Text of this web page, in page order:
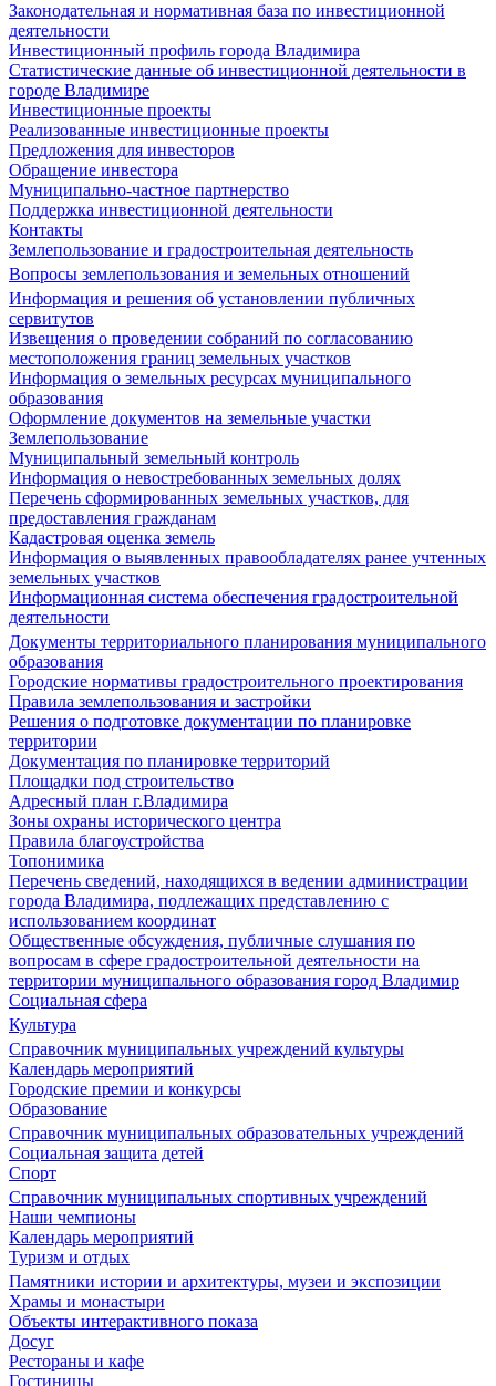
Законодательная и нормативная база по инвестиционной
деятельности
Инвестиционный профиль города Владимира
Статистические данные об инвестиционной деятельности в
городе Владимире
Инвестиционные проекты
Реализованные инвестиционные проекты
Предложения для инвесторов
Обращение инвестора
Муниципально-частное партнерство
Поддержка инвестиционной деятельности
Контакты
Землепользование и градостроительная деятельность
Вопросы землепользования и земельных отношений
Информация и решения об установлении публичных
сервитутов
Извещения о проведении собраний по согласованию
местоположения границ земельных участков
Информация о земельных ресурсах муниципального
образования
Оформление документов на земельные участки
Землепользование
Муниципальный земельный контроль
Информация о невостребованных земельных долях
Перечень сформированных земельных участков, для
предоставления гражданам
Кадастровая оценка земель
Информация о выявленных правообладателях ранее учтенных
земельных участков
Информационная система обеспечения градостроительной
деятельности
Документы территориального планирования муниципального
образования
Городские нормативы градостроительного проектирования
Правила землепользования и застройки
Решения о подготовке документации по планировке
территории
Документация по планировке территорий
Площадки под строительство
Адресный план г.Владимира
Зоны охраны исторического центра
Правила благоустройства
Топонимика
Перечень сведений, находящихся в ведении администрации
города Владимира, подлежащих представлению с
использованием координат
Общественные обсуждения, публичные слушания по
вопросам в сфере градостроительной деятельности на
территории муниципального образования город Владимир
Социальная сфера
Культура
Справочник муниципальных учреждений культуры
Календарь мероприятий
Городские премии и конкурсы
Образование
Справочник муниципальных образовательных учреждений
Социальная защита детей
Спорт
Справочник муниципальных спортивных учреждений
Наши чемпионы
Календарь мероприятий
Туризм и отдых
Памятники истории и архитектуры, музеи и экспозиции
Храмы и монастыри
Объекты интерактивного показа
Досуг
Рестораны и кафе
Гостиницы